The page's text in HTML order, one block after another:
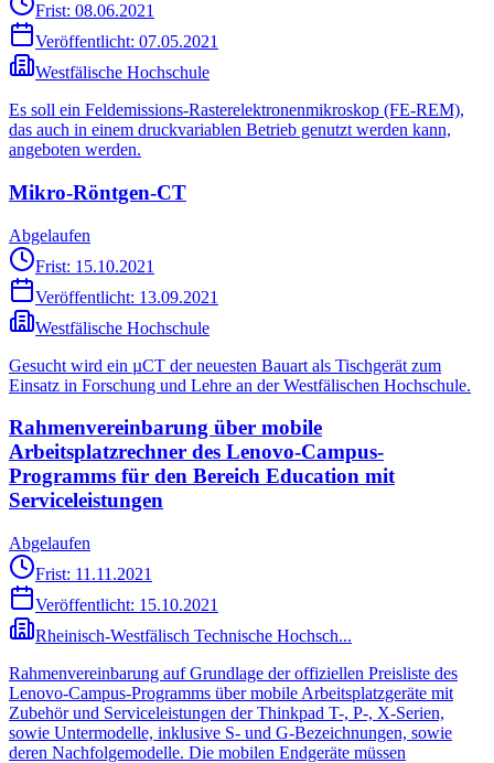
Frist: 08.06.2021
Veröffentlicht: 07.05.2021
Westfälische Hochschule
Es soll ein Feldemissions-Rasterelektronenmikroskop (FE-REM),
das auch in einem druckvariablen Betrieb genutzt werden kann,
angeboten werden.
Mikro-Röntgen-CT
Abgelaufen
Frist: 15.10.2021
Veröffentlicht: 13.09.2021
Westfälische Hochschule
Gesucht wird ein µCT der neuesten Bauart als Tischgerät zum
Einsatz in Forschung und Lehre an der Westfälischen Hochschule.
Rahmenvereinbarung über mobile
Arbeitsplatzrechner des Lenovo-Campus-
Programms für den Bereich Education mit
Serviceleistungen
Abgelaufen
Frist: 11.11.2021
Veröffentlicht: 15.10.2021
Rheinisch-Westfälisch Technische Hochsch...
Rahmenvereinbarung auf Grundlage der offiziellen Preisliste des
Lenovo-Campus-Programms über mobile Arbeitsplatzgeräte mit
Zubehör und Serviceleistungen der Thinkpad T-, P-, X-Serien,
sowie Untermodelle, inklusive S- und G-Bezeichnungen, sowie
deren Nachfolgemodelle. Die mobilen Endgeräte müssen